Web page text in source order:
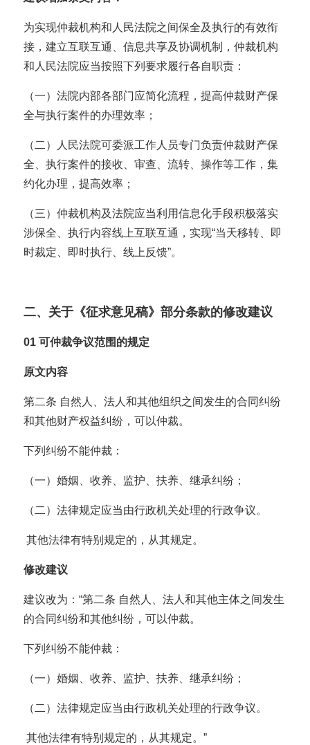
为实现仲裁机构和人民法院之间保全及执行的有效衔
接，建立互联互通、信息共享及协调机制，仲裁机构
和人民法院应当按照下列要求履行各自职责：
（一）法院内部各部门应简化流程，提高仲裁财产保
全与执行案件的办理效率；
（二）人民法院可委派工作人员专门负责仲裁财产保
全、执行案件的接收、审查、流转、操作等工作，集
约化办理，提高效率；
（三）仲裁机构及法院应当利用信息化手段积极落实
涉保全、执行内容线上互联互通，实现“当天移转、即
时裁定、即时执行、线上反馈”。
二、关于《征求意见稿》部分条款的修改建议
01 可仲裁争议范围的规定
原文内容
第二条 自然人、法人和其他组织之间发生的合同纠纷
和其他财产权益纠纷，可以仲裁。
下列纠纷不能仲裁：
（一）婚姻、收养、监护、扶养、继承纠纷；
（二）法律规定应当由行政机关处理的行政争议。
其他法律有特别规定的，从其规定。
修改建议
建议改为：“第二条 自然人、法人和其他主体之间发生
的合同纠纷和其他纠纷，可以仲裁。
下列纠纷不能仲裁：
（一）婚姻、收养、监护、扶养、继承纠纷；
（二）法律规定应当由行政机关处理的行政争议。
其他法律有特别规定的，从其规定。”